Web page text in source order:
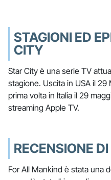
STAGIONI ED
CITY
Star City è una serie TV
stagione. Uscita in USA il
prima volta in Italia il 29
streaming Apple TV.
RECENSIONE
For All Mankind è stata una